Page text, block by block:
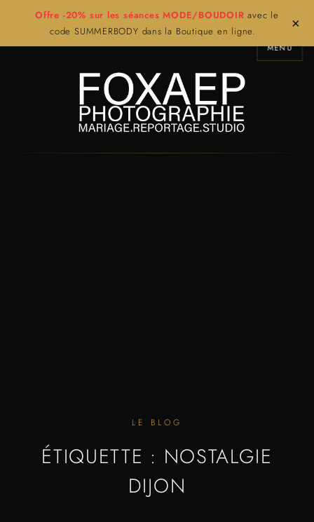
Offre -20% sur les séances MODE/BOUDOIR avec le
code SUMMERBODY dans la Boutique en ligne.
×
MENU
LE BLOG
ÉTIQUETTE : NOSTALGIE
DIJON